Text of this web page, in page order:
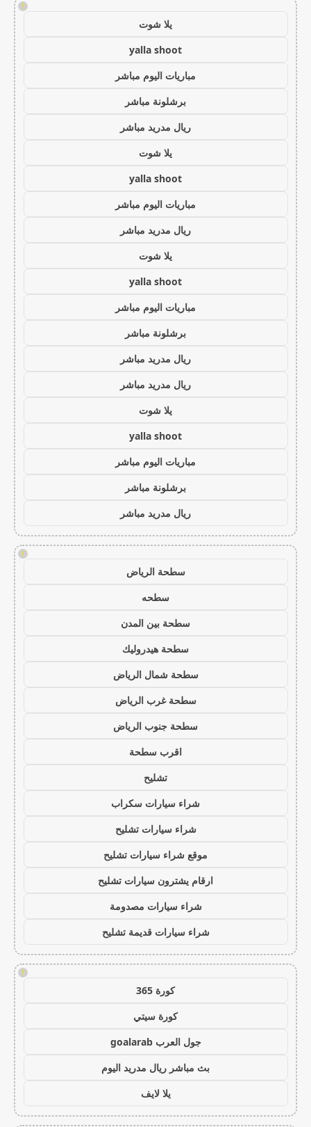
!
يلا شوت
yalla shoot
مباريات اليوم مباشر
برشلونة مباشر
ريال مدريد مباشر
يلا شوت
yalla shoot
مباريات اليوم مباشر
ريال مدريد مباشر
يلا شوت
yalla shoot
مباريات اليوم مباشر
برشلونة مباشر
ريال مدريد مباشر
ريال مدريد مباشر
يلا شوت
yalla shoot
مباريات اليوم مباشر
برشلونة مباشر
ريال مدريد مباشر
!
سطحة الرياض
سطحه
سطحة بين المدن
سطحة هيدروليك
سطحة شمال الرياض
سطحة غرب الرياض
سطحة جنوب الرياض
اقرب سطحة
تشليح
شراء سيارات سكراب
شراء سيارات تشليح
موقع شراء سيارات تشليح
ارقام يشترون سيارات تشليح
شراء سيارات مصدومة
شراء سيارات قديمة تشليح
!
كورة 365
كورة سيتي
جول العرب goalarab
بث مباشر ريال مدريد اليوم
يلا لايف